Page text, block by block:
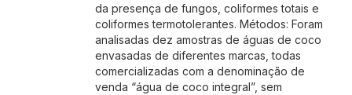
da presença de fungos, coliformes totais e
coliformes termotolerantes. Métodos: Foram
analisadas dez amostras de águas de coco
envasadas de diferentes marcas, todas
comercializadas com a denominação de
venda “água de coco integral”, sem